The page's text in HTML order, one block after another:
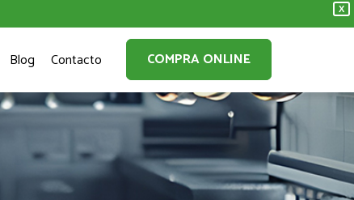
X
Blog Contacto COMPRA ONLINE